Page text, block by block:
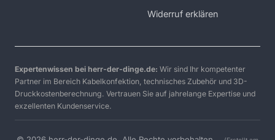
Widerruf erklären
Expertenwissen bei herr-der-dinge.de: Wir sind Ihr kompetenter
Partner im Bereich Kabelkonfektion, technisches Zubehör und 3D-
Druckkostenberechnung. Vertrauen Sie auf jahrelange Expertise und
exzellenten Kundenservice.